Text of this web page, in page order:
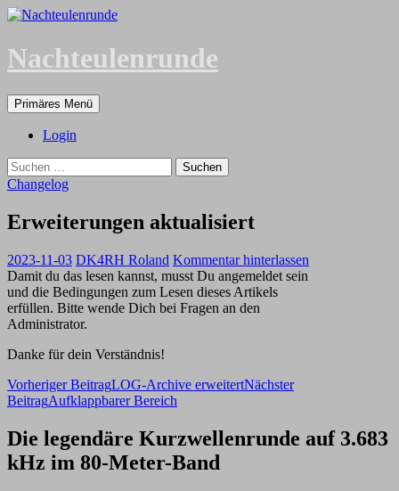
Zum
springen
Nachteulenrunde
Suchen
Primäres Menü
Login
Suchen
nach:
Changelog
Erweiterungen aktualisiert
2023-11-03 DK4RH Roland Kommentar hinterlassen
Damit du das lesen kannst, musst Du angemeldet sein
und die Bedingungen zum Lesen dieses Artikels
erfüllen. Bitte wende Dich bei Fragen an den
Administrator.
Danke für dein Verständnis!
Beitragsnavigation
Vorheriger BeitragLOG-Archive erweitertNächster
BeitragAufklappbarer Bereich
Die legendäre Kurzwellenrunde auf 3.683
kHz im 80-Meter-Band